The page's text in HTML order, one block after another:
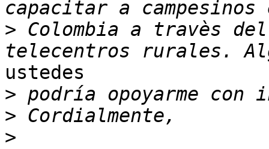
> Colombia a travès
ustedes
>
>
>